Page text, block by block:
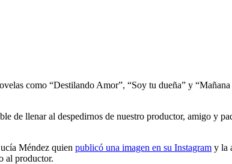
como “Destilando Amor”, “Soy tu dueña” y
de llenar al despedirnos de nuestro productor, amigo y
Méndez quien publicó una imagen en su Instagram y la
al productor.